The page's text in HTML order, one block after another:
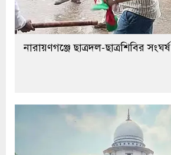
নারায়ণগঞ্জে ছাত্রদল-ছাত্রশিবির সংঘর্ষ